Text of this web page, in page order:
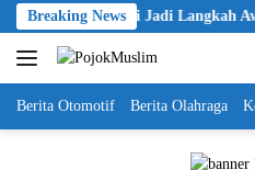
Skip
to
content
Breaking News
KBPP Polri Jadi Langkah
Berita Otomotif Berita Olahraga